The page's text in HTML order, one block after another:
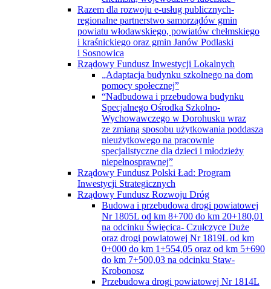
Razem dla rozwoju e-usług publicznych-
regionalne partnerstwo samorządów gmin
powiatu włodawskiego, powiatów chełmskiego
i kraśnickiego oraz gmin Janów Podlaski
i Sosnowica
Rządowy Fundusz Inwestycji Lokalnych
„Adaptacja budynku szkolnego na dom
pomocy społecznej”
“Nadbudowa i przebudowa budynku
Specjalnego Ośrodka Szkolno-
Wychowawczego w Dorohusku wraz
ze zmianą sposobu użytkowania poddasza
nieużytkowego na pracownie
specjalistyczne dla dzieci i młodzieży
niepełnosprawnej”
Rządowy Fundusz Polski Ład: Program
Inwestycji Strategicznych
Rządowy Fundusz Rozwoju Dróg
Budowa i przebudowa drogi powiatowej
Nr 1805L od km 8+700 do km 20+180,01
na odcinku Święcica- Czułczyce Duże
oraz drogi powiatowej Nr 1819L od km
0+000 do km 1+554,05 oraz od km 5+690
do km 7+500,03 na odcinku Staw-
Krobonosz
Przebudowa drogi powiatowej Nr 1814L